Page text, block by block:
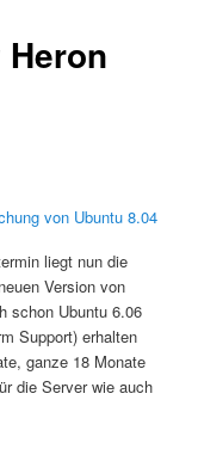
liegt nun die
Version von
schon Ubuntu 6.06
Support) erhalten
ganze 18 Monate
die Server wie auch